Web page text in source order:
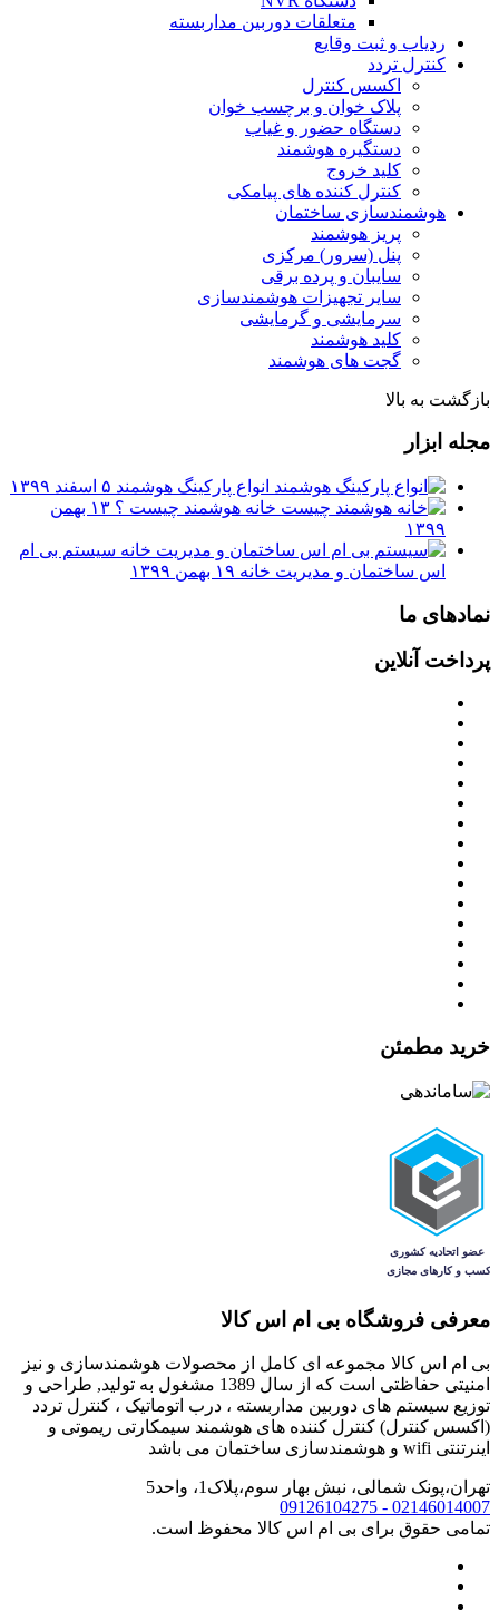
متعلقات دوربین مداربسته
ردیاب و ثبت وقایع
کنترل تردد
اکسس کنترل
پلاک خوان و برچسب خوان
دستگاه حضور و غیاب
دستگیره هوشمند
کلید خروج
کنترل کننده های پیامکی
هوشمندسازی ساختمان
پریز هوشمند
پنل (سرور) مرکزی
سایبان و پرده برقی
سایر تجهیزات هوشمندسازی
سرمایشی و گرمایشی
کلید هوشمند
گجت های هوشمند
بازگشت به بالا
مجله ابزار
انواع پارکینگ هوشمند ۵ اسفند ۱۳۹۹
خانه هوشمند چیست ؟
۱۳ بهمن
۱۳۹۹
سیستم بی ام
اس ساختمان و مدیریت خانه ۱۹ بهمن ۱۳۹۹
نمادهای ما
پرداخت آنلاین
خرید مطمئن
معرفی فروشگاه بی ام اس کالا
بی ام اس کالا مجموعه ای کامل از محصولات هوشمندسازی و نیز
امنیتی حفاظتی است که از سال 1389 مشغول به تولید, طراحی و
توزیع سیستم های دوربین مداربسته ، درب اتوماتیک ، کنترل تردد
(اکسس کنترل) کنترل کننده های هوشمند سیمکارتی ریموتی و
اینرتنتی wifi و هوشمندسازی ساختمان می باشد
تهران،پونک شمالی، نبش بهار سوم،پلاک1، واحد5
02146014007 - 09126104275
تمامی حقوق برای بی ام اس کالا محفوظ است.